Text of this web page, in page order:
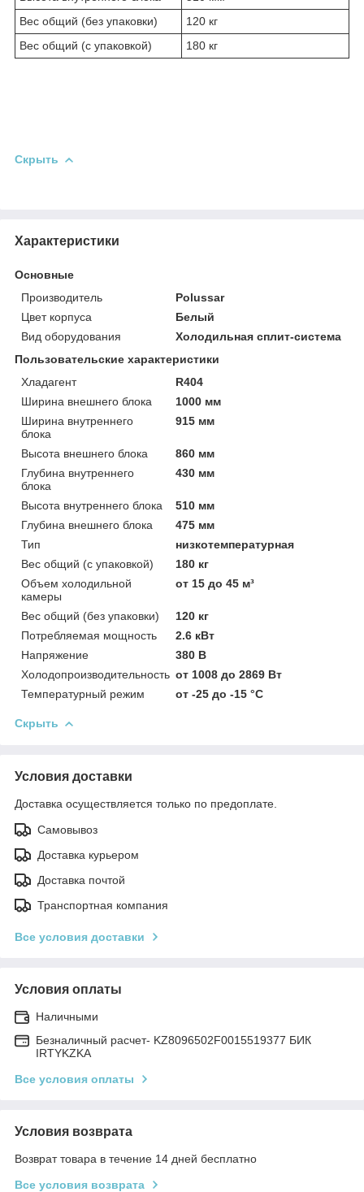
Вес общий (без упаковки)
120 кг
Вес общий (с упаковкой)
180 кг
Скрыть
Характеристики
Основные
Производитель
Polussar
Цвет корпуса
Белый
Вид оборудования
Холодильная сплит-система
Пользовательские характеристики
Хладагент
R404
Ширина внешнего блока
1000 мм
Ширина внутреннего
блока
915 мм
Высота внешнего блока
860 мм
Глубина внутреннего
блока
430 мм
Высота внутреннего блока
510 мм
Глубина внешнего блока
475 мм
Тип
низкотемпературная
Вес общий (с упаковкой)
180 кг
Объем холодильной
камеры
от 15 до 45 м³
Вес общий (без упаковки)
120 кг
Потребляемая мощность
2.6 кВт
Напряжение
380 B
Холодопроизводительность от 1008 до 2869 Вт
Температурный режим
от -25 до -15 °C
Скрыть
Условия доставки
Доставка осуществляется только по предоплате.
Самовывоз
Доставка курьером
Доставка почтой
Транспортная компания
Все условия доставки
Условия оплаты
Наличными
Безналичный расчет- KZ8096502F0015519377 БИК
IRTYKZKA
Все условия оплаты
Условия возврата
Возврат товара в течение 14 дней бесплатно
Все условия возврата